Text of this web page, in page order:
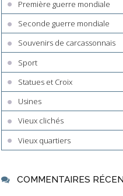
Première guerre mondiale
Seconde guerre mondiale
Souvenirs de carcassonnais
Sport
Statues et Croix
Usines
Vieux clichés
Vieux quartiers
COMMENTAIRES